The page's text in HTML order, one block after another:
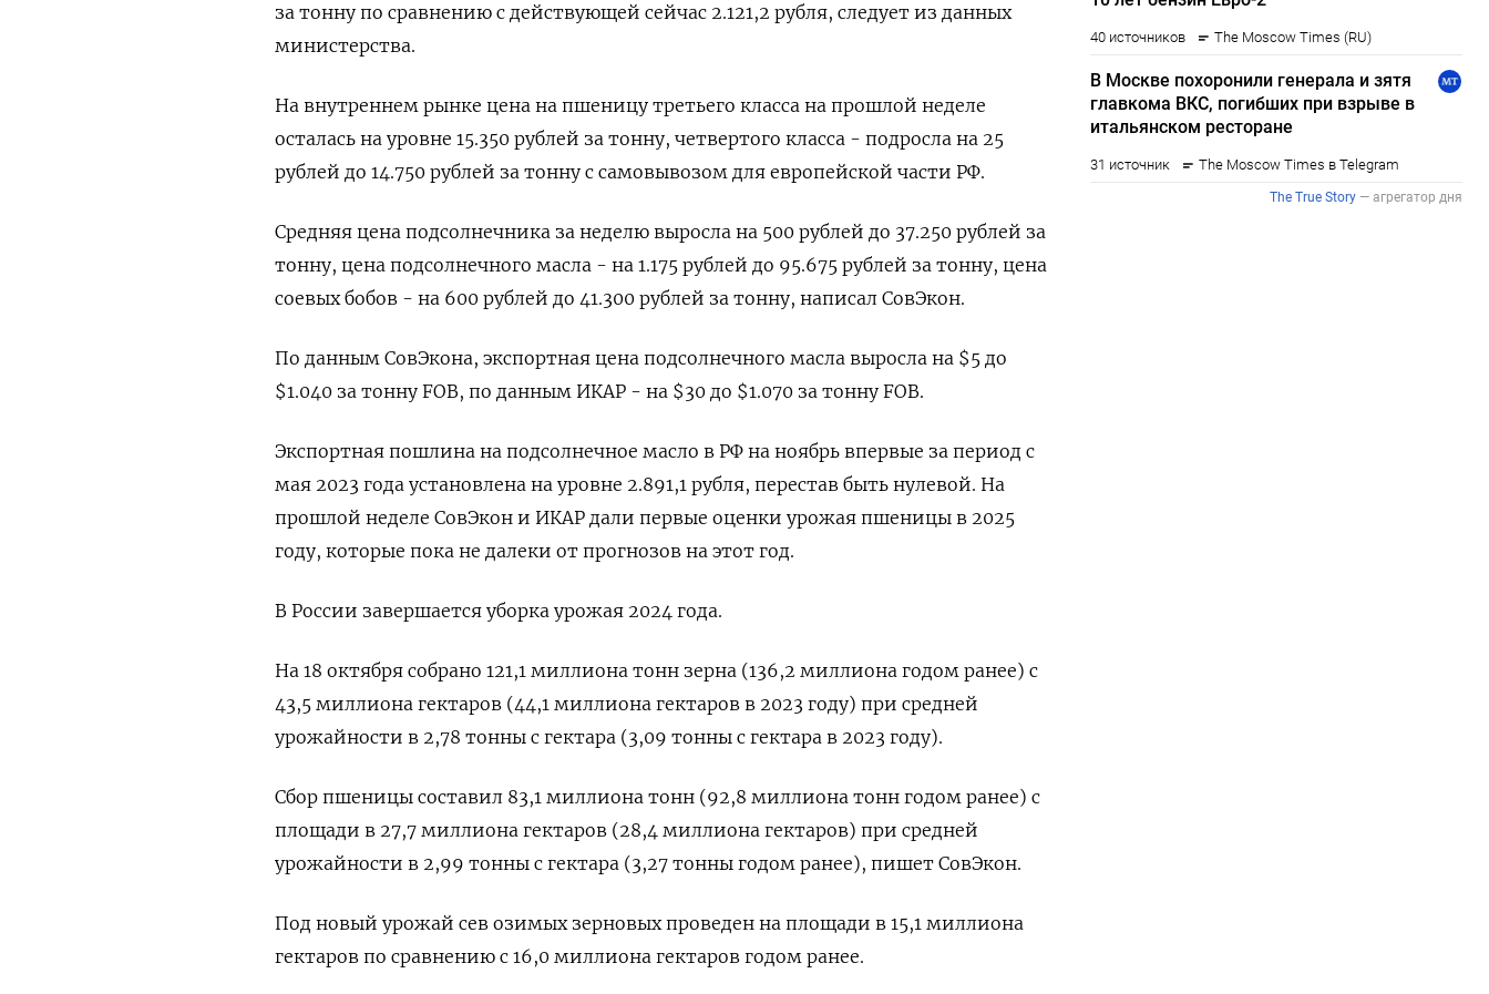
за тонну по сравнению с действующей сейчас 2.121,2 рубля, следует из данных
министерства.
На внутреннем рынке цена на пшеницу третьего класса на прошлой неделе
осталась на уровне 15.350 рублей за тонну, четвертого класса - подросла на 25
рублей до 14.750 рублей за тонну с самовывозом для европейской части РФ.
Средняя цена подсолнечника за неделю выросла на 500 рублей до 37.250 рублей за
тонну, цена подсолнечного масла - на 1.175 рублей до 95.675 рублей за тонну, цена
соевых бобов - на 600 рублей до 41.300 рублей за тонну, написал СовЭкон.
По данным СовЭкона, экспортная цена подсолнечного масла выросла на $5 до
$1.040 за тонну FOB, по данным ИКАР - на $30 до $1.070 за тонну FOB.
Экспортная пошлина на подсолнечное масло в РФ на ноябрь впервые за период с
мая 2023 года установлена на уровне 2.891,1 рубля, перестав быть нулевой. На
прошлой неделе СовЭкон и ИКАР дали первые оценки урожая пшеницы в 2025
году, которые пока не далеки от прогнозов на этот год.
В России завершается уборка урожая 2024 года.
На 18 октября собрано 121,1 миллиона тонн зерна (136,2 миллиона годом ранее) с
43,5 миллиона гектаров (44,1 миллиона гектаров в 2023 году) при средней
урожайности в 2,78 тонны с гектара (3,09 тонны с гектара в 2023 году).
Сбор пшеницы составил 83,1 миллиона тонн (92,8 миллиона тонн годом ранее) с
площади в 27,7 миллиона гектаров (28,4 миллиона гектаров) при средней
урожайности в 2,99 тонны с гектара (3,27 тонны годом ранее), пишет СовЭкон.
Под новый урожай сев озимых зерновых проведен на площади в 15,1 миллиона
гектаров по сравнению с 16,0 миллиона гектаров годом ранее.